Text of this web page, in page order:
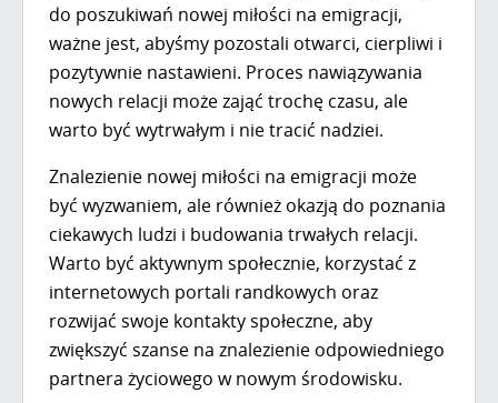
do poszukiwań nowej miłości na emigracji,
ważne jest, abyśmy pozostali otwarci, cierpliwi i
pozytywnie nastawieni. Proces nawiązywania
nowych relacji może zająć trochę czasu, ale
warto być wytrwałym i nie tracić nadziei.
Znalezienie nowej miłości na emigracji może
być wyzwaniem, ale również okazją do poznania
ciekawych ludzi i budowania trwałych relacji.
Warto być aktywnym społecznie, korzystać z
internetowych portali randkowych oraz
rozwijać swoje kontakty społeczne, aby
zwiększyć szanse na znalezienie odpowiedniego
partnera życiowego w nowym środowisku.